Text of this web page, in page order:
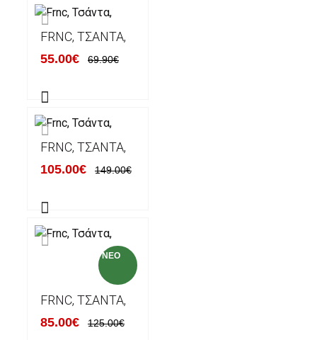
FRNC, ΤΣΆΝΤΑ,
55.00€ 69.90€
FRNC, ΤΣΆΝΤΑ,
105.00€ 149.00€
NEO
FRNC, ΤΣΆΝΤΑ,
85.00€ 125.00€